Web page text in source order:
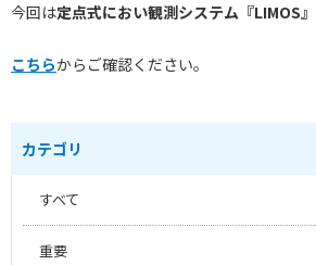
今回は定点式におい観測システム『LIMOS』
こちらからご確認ください。
カテゴリ
すべて
重要